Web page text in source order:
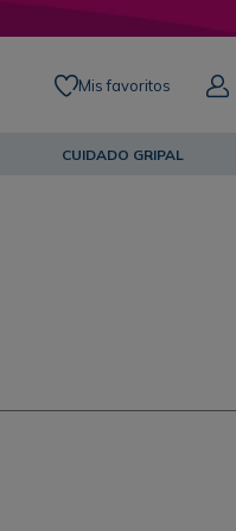
Mis favoritos
CUIDADO GRIPAL